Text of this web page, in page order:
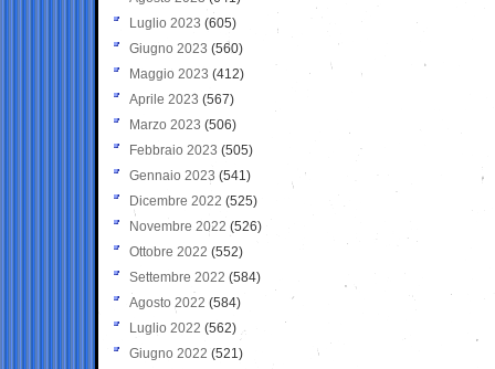
Luglio 2023 (605)
Giugno 2023 (560)
Maggio 2023 (412)
Aprile 2023 (567)
Marzo 2023 (506)
Febbraio 2023 (505)
Gennaio 2023 (541)
Dicembre 2022 (525)
Novembre 2022 (526)
Ottobre 2022 (552)
Settembre 2022 (584)
Agosto 2022 (584)
Luglio 2022 (562)
Giugno 2022 (521)